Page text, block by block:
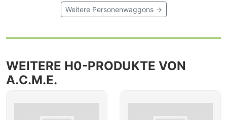
Weitere Personenwaggons →
WEITERE H0-PRODUKTE VON
A.C.M.E.